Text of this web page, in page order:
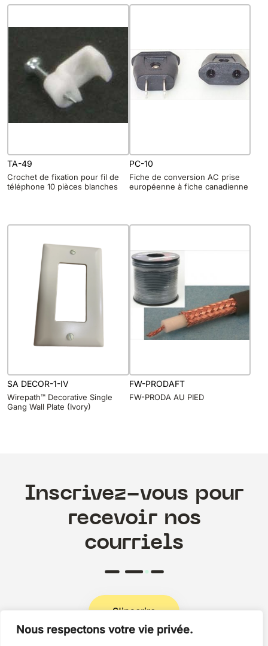
Nous respectons votre vie privée.
TA-49
Crochet de fixation pour fil de
téléphone 10 pièces blanches
PC-10
Fiche de conversion AC prise
européenne à fiche canadienne
SA DECOR-1-IV
Wirepath™ Decorative Single
Gang Wall Plate (Ivory)
FW-PRODAFT
FW-PRODA AU PIED
Inscrivez-vous pour
recevoir nos
courriels
S'inscrire